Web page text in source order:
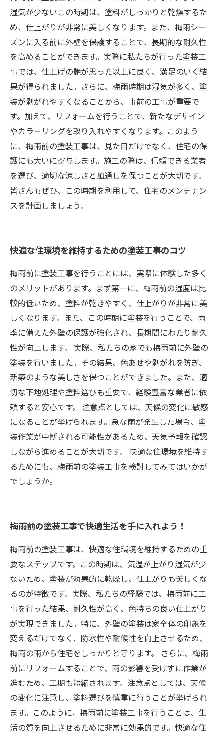
湿気が少ないこの時期は、塗料がしっかりと乾燥するた
め、仕上がりが非常に美しくなります。また、梅雨シー
ズンに入る前に外壁を保護することで、長期的な耐久性
を高めることができます。実際に私たちが行った塗装工
事では、仕上げの艶が思った以上に良く、満足のいく結
果が得られました。さらに、梅雨時期は湿気が多く、塗
装が剥がれやすくなることから、事前の工事が重要で
す。加えて、リフォームを行うことで、新たなデザイン
やカラーリングを取り入れやすくなります。このよう
に、梅雨前の塗装工事は、見た目だけでなく、住宅の保
護にも大いに寄与します。施工の際は、信頼できる業者
を選び、適切な涼しさと風通しを保つことが大切です。
皆さんもぜひ、この時期を利用して、住宅のメンテナン
スを計画しましょう。
快適な住環境を維持するための塗装工事のコツ
梅雨前に塗装工事を行うことには、実際に体験した多く
のメリットがあります。まず第一に、梅雨前の湿度は比
較的低いため、塗料が乾きやすく、仕上がりが非常に美
しくなります。また、この時期に塗装を行うことで、雨
季に備えた外壁の保護が強化され、長期間にわたり耐久
性が向上します。 実際、私たちの家でも梅雨前に外壁の
塗装を行いました。その結果、色あせや剥がれを防ぎ、
新築のような美しさを保つことができました。また、適
切な下地処理や塗料選びも重要で、経験豊富な業者に依
頼すると安心です。 注意点としては、天候の変化に敏感
になることが挙げられます。急な雨が発生した場合、塗
装作業が中断される可能性があるため、天気予報を確認
しながら進めることが大切です。 快適な住環境を維持す
るためにも、梅雨前の塗装工事を検討してみてはいかが
でしょうか。
梅雨前の塗装工事で快適生活を手に入れよう！
梅雨前の塗装工事は、快適な住環境を維持するための重
要なステップです。この時期は、気温が上がり湿気が少
ないため、塗装が効果的に乾燥し、仕上がりも美しくな
るのが特徴です。実際、私たちの経験では、梅雨前に工
事を行った結果、耐久性が高く、色持ちの良い仕上がり
が実現できました。特に、外壁の塗装は家全体の印象を
変えるだけでなく、防水性や耐候性を向上させるため、
梅雨の雨から住宅をしっかりと守ります。 さらに、梅雨
前にリフォームすることで、雨の影響を受けずに作業が
進むため、工期も短縮されます。注意点としては、天候
の変化に注意し、塗料選びを慎重に行うことが挙げられ
ます。このように、梅雨前に塗装工事を行うことは、生
活の質を向上させるために非常に効果的です。快適な住